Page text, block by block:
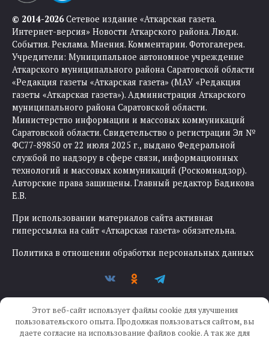
© 2014-2026Сетевое издание «Аткарская газета.
Интернет-версия» Новости Аткарского района. Люди.
События. Реклама. Мнения. Комментарии. Фотогалерея.
Учредители: Муниципальное автономное учреждение
Аткарского муниципального района Саратовской области
«Редакция газеты «Аткарская газета» (МАУ «Редакция
газеты «Аткарская газета»). Администрация Аткарского
муниципального района Саратовской области.
Министерство информации и массовых коммуникаций
Саратовской области. Свидетельство о регистрации Эл №
ФС77-89850 от 22 июля 2025 г., выдано Федеральной
службой по надзору в сфере связи, информационных
технологий и массовых коммуникаций (Роскомнадзор).
Авторские права защищены. Главный редактор Бадикова
Е.В.
При использовании материалов сайта активная
гиперссылка на сайт «Аткарская газета» обязательна.
Политика в отношении обработки персональных данных
Этот веб-сайт использует файлы cookie для улучшения
пользовательского опыта. Продолжая пользоваться сайтом, вы
даете согласие на использование файлов cookie. А так же для